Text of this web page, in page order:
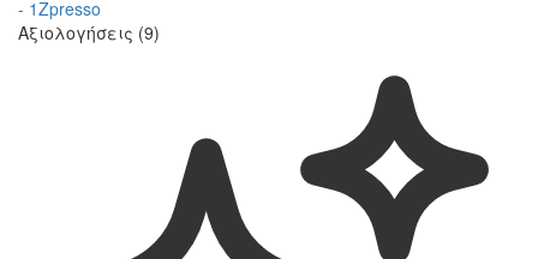
- 1Zpresso
Αξιολογήσεις (9)